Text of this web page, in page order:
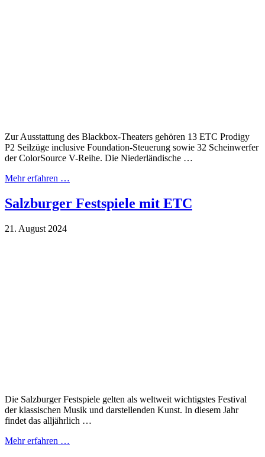
Zur Ausstattung des Blackbox-Theaters gehören 13 ETC Prodigy
P2 Seilzüge inclusive Foundation-Steuerung sowie 32 Scheinwerfer
der ColorSource V-Reihe. Die Niederländische …
Mehr erfahren …
Salzburger Festspiele mit ETC
21. August 2024
Die Salzburger Festspiele gelten als weltweit wichtigstes Festival
der klassischen Musik und darstellenden Kunst. In diesem Jahr
findet das alljährlich …
Mehr erfahren …